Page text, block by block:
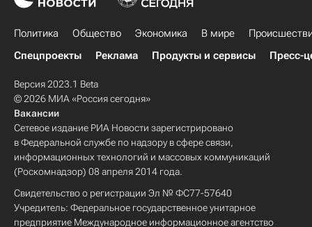
Политика Общество Экономика В мире
Спецпроекты
Реклама Продукты и сервисы Пресс-
Версия 2023.1 Beta
© 2026 МИА «Россия сегодня»
Вакансии
Сетевое издание РИА Новости зарегистрировано
в Федеральной службе по надзору в сфере связи,
информационных технологий и массовых коммуникаций
(Роскомнадзор) 08 апреля 2014 года.
Свидетельство о регистрации Эл № ФС77-57640
Учредитель: Федеральное государственное унитарное
предприятие Международное информационное агентство